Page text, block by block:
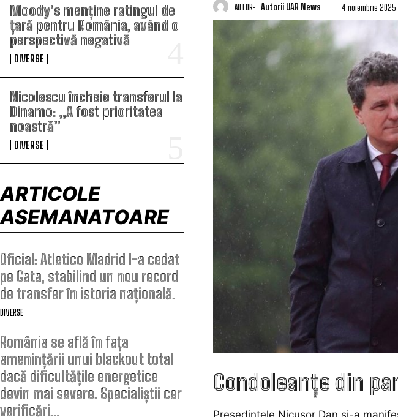
Moody’s menține ratingul de
țară pentru România, având o
perspectivă negativă
DIVERSE
Nicolescu încheie transferul la
Dinamo: „A fost prioritatea
noastră”
DIVERSE
ARTICOLE
ASEMANATOARE
Oficial: Atletico Madrid l-a cedat
pe Gata, stabilind un nou record
de transfer în istoria națională.
DIVERSE
România se află în fața
amenințării unui blackout total
dacă dificultățile energetice
devin mai severe. Specialiștii cer
verificări…
AUTOR: Autorii UAR News 4 noiembrie 2025
Condoleanțe din
Președintele Nicușor Dan și-a